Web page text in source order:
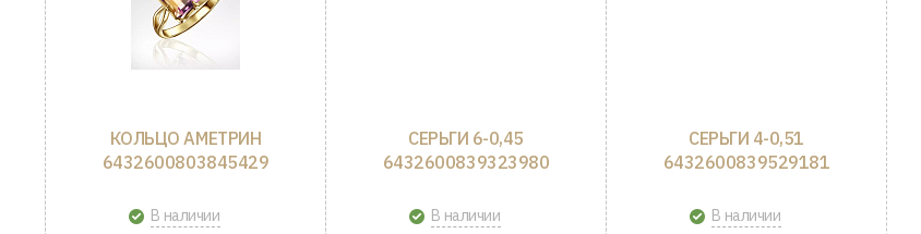
КОЛЬЦО АМЕТРИН
6432600803845429
В наличии
СЕРЬГИ 6-0,45
6432600839323980
В наличии
СЕРЬГИ 4-0,51
6432600839529181
В наличии